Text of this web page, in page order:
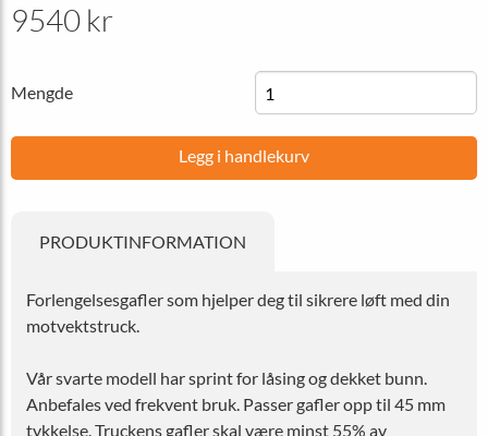
9540 kr
Mengde
Legg i handlekurv
PRODUKTINFORMATION
Forlengelsesgafler som hjelper deg til sikrere løft med din
motvektstruck.
Vår svarte modell har sprint for låsing og dekket bunn.
Anbefales ved frekvent bruk. Passer gafler opp til 45 mm
tykkelse. Truckens gafler skal være minst 55% av